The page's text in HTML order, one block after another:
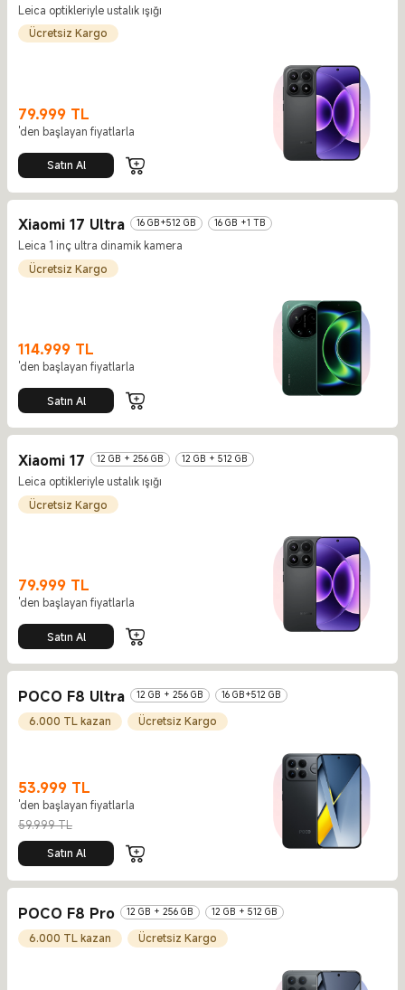
Leica optikleriyle ustalık ışığı
Ücretsiz Kargo
79.999 TL
Current Price TL79999
'den başlayan fiyatlarla
Satın Al
Xiaomi 17 Ultra 16 GB+512 GB 16 GB +1 TB
Leica 1 inç ultra dinamik kamera
Ücretsiz Kargo
114.999 TL
Current Price TL114999
'den başlayan fiyatlarla
Satın Al
Xiaomi 17 12 GB + 256 GB 12 GB + 512 GB
Leica optikleriyle ustalık ışığı
Ücretsiz Kargo
79.999 TL
Current Price TL79999
'den başlayan fiyatlarla
Satın Al
POCO F8 Ultra 12 GB + 256 GB 16 GB+512 GB
6.000 TL kazan Ücretsiz Kargo
53.999 TL
Current Price TL53999
'den başlayan fiyatlarla
59.999 TL
Piyasa fiyatı 59.999 TL
Satın Al
POCO F8 Pro 12 GB + 256 GB 12 GB + 512 GB
6.000 TL kazan Ücretsiz Kargo